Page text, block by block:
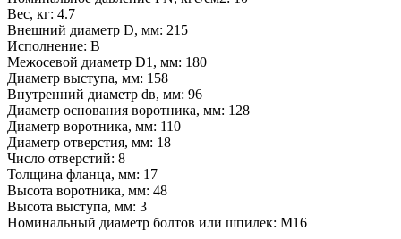
Вес, кг: 4.7
Внешний диаметр D, мм: 215
Исполнение: В
Межосевой диаметр D1, мм: 180
Диаметр выступа, мм: 158
Внутренний диаметр dв, мм: 96
Диаметр основания воротника, мм: 128
Диаметр воротника, мм: 110
Диаметр отверстия, мм: 18
Число отверстий: 8
Толщина фланца, мм: 17
Высота воротника, мм: 48
Высота выступа, мм: 3
Номинальный диаметр болтов или шпилек: М16